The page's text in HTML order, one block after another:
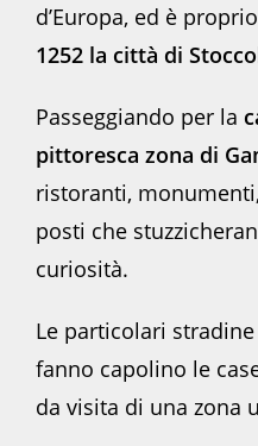
d’Europa, ed è
1252 la città di
Passeggiando per la
pittoresca zona di
ristoranti,
posti che
curiosità.
Le particolari
fanno capolino le
da visita di una zona